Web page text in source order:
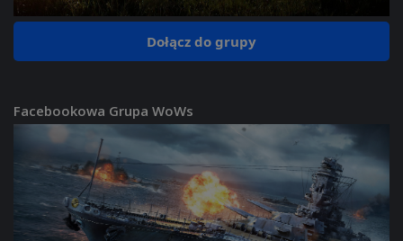
Dołącz do grupy
Facebookowa Grupa WoWs